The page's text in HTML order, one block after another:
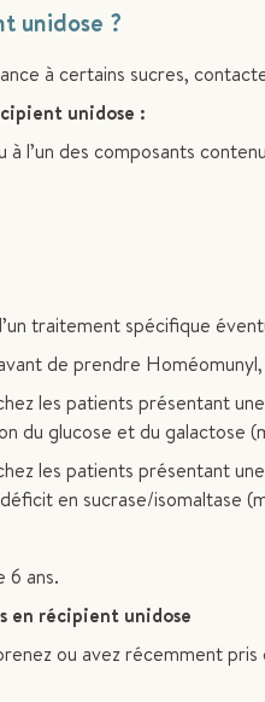
unidose ?
à certains sucres,
unidose :
l’un des composants
traitement spécifique
de prendre
les patients présentant
du glucose et du galactose
les patients présentant
en sucrase/isomaltase
6 ans.
en récipient unidose
ou avez récemment